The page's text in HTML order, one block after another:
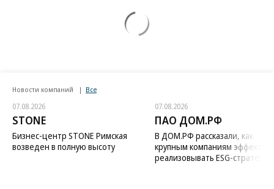
Новости компаний Все
07.08.2026
STONE
Бизнес-центр STONE Римская
возведен в полную высоту
07.08.2026
ПАО ДОМ.РФ
В ДОМ.РФ рассказали, как
крупным компаниям
реализовывать ESG-стратегию